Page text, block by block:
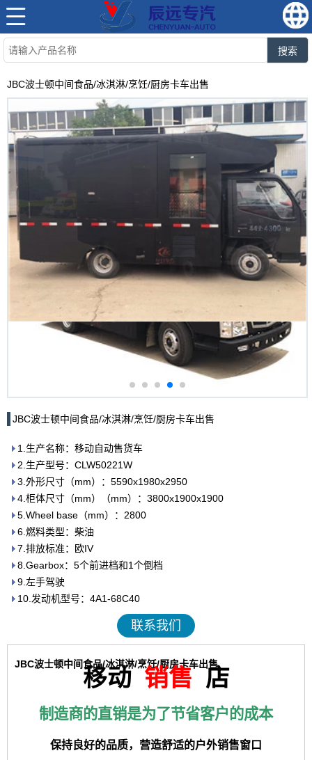
搜索
JBC波士顿中间食品/冰淇淋/烹饪/厨房卡车出售
JBC波士顿中间食品/冰淇淋/烹饪/厨房卡车出售
1.生产名称：移动自动售货车
2.生产型号：CLW50221W
3.外形尺寸（mm）：5590x1980x2950
4.柜体尺寸（mm）（mm）：3800x1900x1900
5.Wheel base（mm）：2800
6.燃料类型：柴油
7.排放标准：欧IV
8.Gearbox：5个前进档和1个倒档
9.左手驾驶
10.发动机型号：4A1-68C40
联系我们
JBC波士顿中间食品/冰淇淋/烹饪/厨房卡车出售
移动 销售店
制造商的直销是为了节省客户的成本
保持良好的品质，营造舒适的户外销售窗口